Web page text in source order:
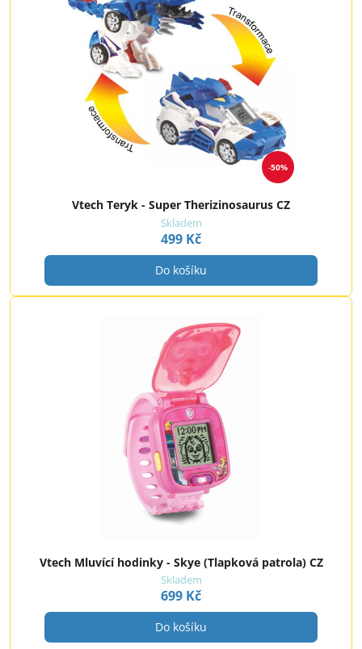
50%
Vtech Teryk - Super Therizinosaurus CZ
Skladem
499 Kč
Do košíku
Vtech Mluvící hodinky - Skye (Tlapková patrola) CZ
Skladem
699 Kč
Do košíku